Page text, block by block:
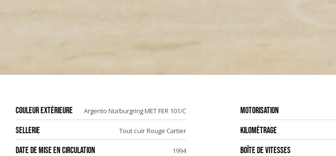
COULEUR EXTÉRIEURE Argento Nürburgring MET FER 101/C MOTORISATION
SELLERIE Tout cuir Rouge Cartier KILOMÉTRAGE
DATE DE MISE EN CIRCULATION 1994 BOÎTE DE VITESSES